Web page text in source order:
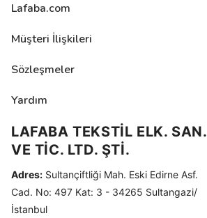
Lafaba.com
Müşteri İlişkileri
Sözleşmeler
Yardım
LAFABA TEKSTİL ELK. SAN.
VE TİC. LTD. ŞTİ.
Adres: Sultançiftliği Mah. Eski Edirne Asf.
Cad. No: 497 Kat: 3 - 34265 Sultangazi/
İstanbul